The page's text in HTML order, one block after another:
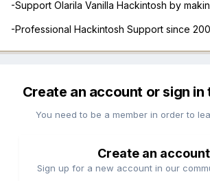
-Support Olarila Vanilla Hackintosh by
-Professional Hackintosh Support since
Create an account or sign in
You need to be a member in order to
Create an account
Sign up for a new account in our